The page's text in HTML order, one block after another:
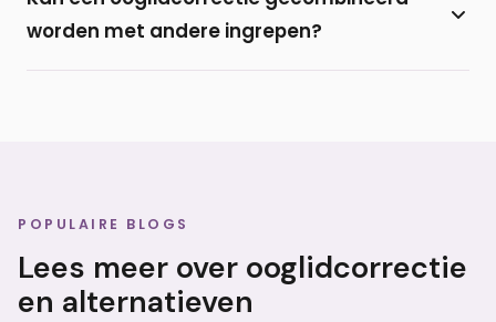
littekens trekken meestal fraai bij en zijn nauwelijks
zichtbaar.
worden met andere ingrepen?
POPULAIRE BLOGS
Lees meer over ooglidcorrectie
en alternatieven